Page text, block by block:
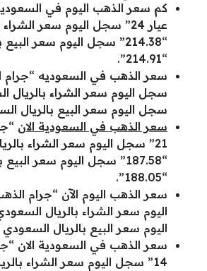
كم سعر الذهب اليوم في
عيار 24” سجل اليوم سعر
“214.38” سجل اليوم سعر
“214.91”.
سجل اليوم سعر البيع بالريال السعودي
سعر الذهب في السعودية الان
21” سجل اليوم سعر الشراء
“187.58” سجل اليوم سعر
“188.05”.
اليوم سعر البيع بالريال السعودي
سعر الذهب في السعودية الان
14” سجل اليوم سعر الشراء